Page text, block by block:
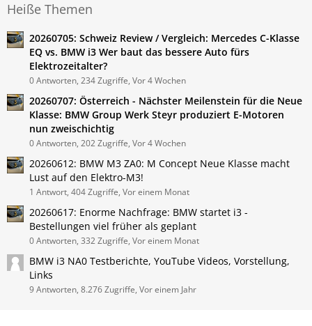
Heiße Themen
20260705: Schweiz Review / Vergleich: Mercedes C-Klasse
EQ vs. BMW i3 Wer baut das bessere Auto fürs
Elektrozeitalter?
0 Antworten, 234 Zugriffe, Vor 4 Wochen
20260707: Österreich - Nächster Meilenstein für die Neue
Klasse: BMW Group Werk Steyr produziert E-Motoren
nun zweischichtig
0 Antworten, 202 Zugriffe, Vor 4 Wochen
20260612: BMW M3 ZA0: M Concept Neue Klasse macht
Lust auf den Elektro-M3!
1 Antwort, 404 Zugriffe, Vor einem Monat
20260617: Enorme Nachfrage: BMW startet i3 -
Bestellungen viel früher als geplant
0 Antworten, 332 Zugriffe, Vor einem Monat
BMW i3 NA0 Testberichte, YouTube Videos, Vorstellung,
Links
9 Antworten, 8.276 Zugriffe, Vor einem Jahr